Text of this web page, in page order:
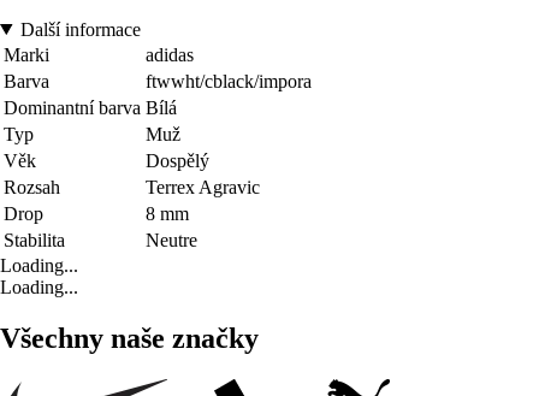
Další informace
Marki
adidas
Barva
ftwwht/cblack/impora
Dominantní barva Bílá
Typ
Muž
Věk
Dospělý
Rozsah
Terrex Agravic
Drop
8 mm
Stabilita
Neutre
Loading...
Loading...
Všechny naše značky